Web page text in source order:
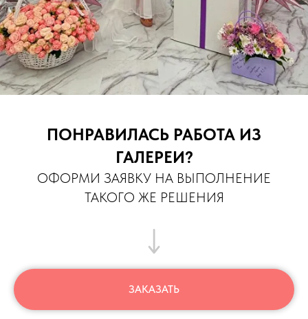
ПОНРАВИЛАСЬ РАБОТА ИЗ
ГАЛЕРЕИ?
ОФОРМИ ЗАЯВКУ НА ВЫПОЛНЕНИЕ
ТАКОГО ЖЕ РЕШЕНИЯ
ЗАКАЗАТЬ